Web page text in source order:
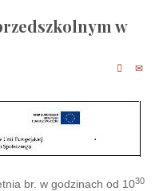
w
br. w godzinach od 1030